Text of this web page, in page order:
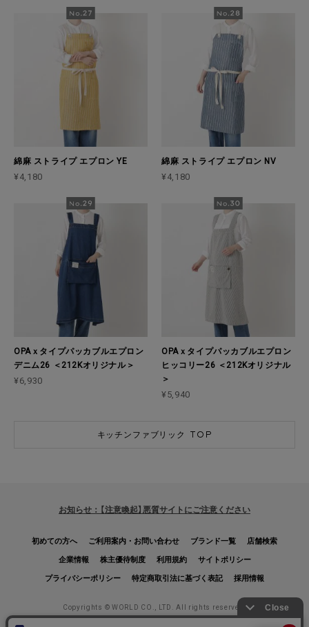
綿麻 ストライプ エプロン YE
¥4,180
綿麻 ストライプ エプロン NV
¥4,180
OPAｘタイプパッカブルエプロン
デニム26 ＜212Kオリジナル＞
¥6,930
OPAｘタイプパッカブルエプロン
ヒッコリー26 ＜212Kオリジナル
＞
¥5,940
キッチンファブリック TOP
お知らせ：【注意喚起】悪質サイトにご注意ください
初めての方へ ご利用案内・お問い合わせ ブランド一覧
店舗検索
企業情報
株主優待制度 利用規約
サイトポリシー
プライバシーポリシー
特定商取引法に基づく表記 採用情報
Copyrights © WORLD CO., LTD. All rights reserved.